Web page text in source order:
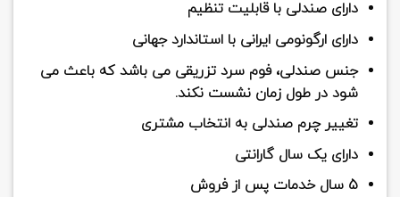
دارای صندلی با قابلیت تنظیم
دارای ارگونومی ایرانی با استاندارد جهانی
جنس صندلی، فوم سرد تزریقی می باشد که باعث می
شود در طول زمان نشست نکند.
تغییر چرم صندلی به انتخاب مشتری
دارای یک سال گارانتی
5 سال خدمات پس از فروش